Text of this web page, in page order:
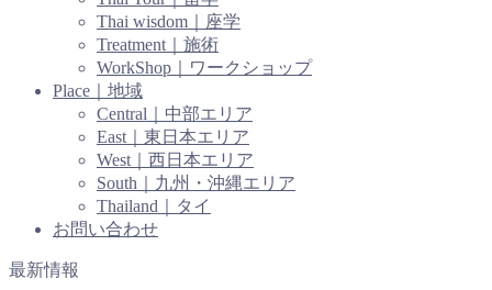
Thai wisdom｜座学
Treatment｜施術
WorkShop｜ワークショップ
Place｜地域
Central｜中部エリア
East｜東日本エリア
West｜西日本エリア
South｜九州・沖縄エリア
Thailand｜タイ
お問い合わせ
最新情報